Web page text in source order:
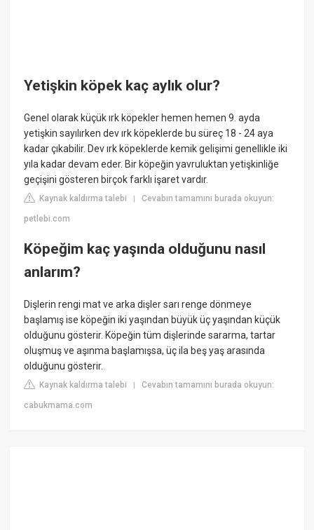
Yetişkin köpek kaç aylık olur?
Genel olarak küçük ırk köpekler hemen hemen 9. ayda
yetişkin sayılırken dev ırk köpeklerde bu süreç 18 - 24 aya
kadar çıkabilir. Dev ırk köpeklerde kemik gelişimi genellikle iki
yıla kadar devam eder. Bir köpeğin yavruluktan yetişkinliğe
geçişini gösteren birçok farklı işaret vardır.
Kaynak kaldırma talebi |Cevabın tamamını burada okuyun:
petlebi.com
Köpeğim kaç yaşında olduğunu nasıl
anlarım?
Dişlerin rengi mat ve arka dişler sarı renge dönmeye
başlamış ise köpeğin iki yaşından büyük üç yaşından küçük
olduğunu gösterir. Köpeğin tüm dişlerinde sararma, tartar
oluşmuş ve aşınma başlamışsa, üç ila beş yaş arasında
olduğunu gösterir.
Kaynak kaldırma talebi |Cevabın tamamını burada okuyun:
cabukmama.com